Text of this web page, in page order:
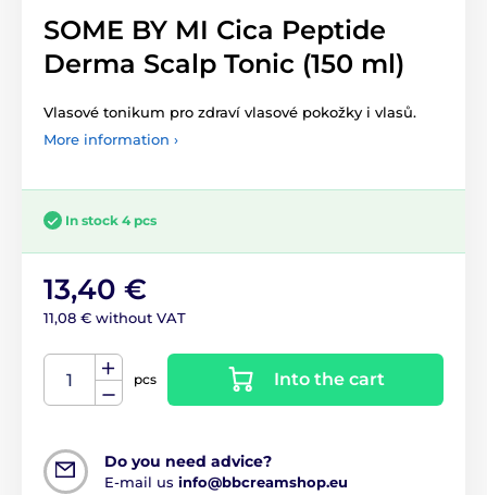
SOME BY MI Cica Peptide
Derma Scalp Tonic (150 ml)
Vlasové tonikum pro zdraví vlasové pokožky i vlasů.
More information ›
In stock 4 pcs
13,40 €
11,08 € without VAT
pcs Into the cart
Do you need advice?
E-mail us info@bbcreamshop.eu